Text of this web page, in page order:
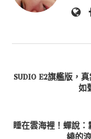
SUDIO E2旗艦版，
如
睡在雲海裡！蟬說：
繞的